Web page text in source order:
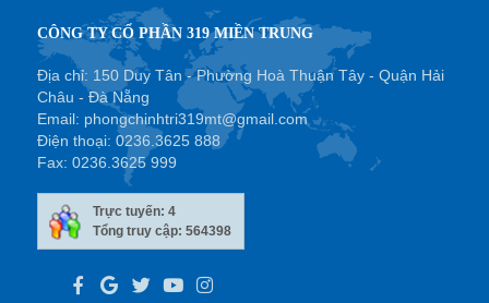
CÔNG TY CỔ PHẦN 319 MIỀN TRUNG
Địa chỉ: 150 Duy Tân - Phường Hoà Thuận Tây - Quận Hải
Châu - Đà Nẵng
Email: phongchinhtri319mt@gmail.com
Điện thoại: 0236.3625 888
Fax: 0236.3625 999
Trực tuyến: 4
Tổng truy cập: 564398